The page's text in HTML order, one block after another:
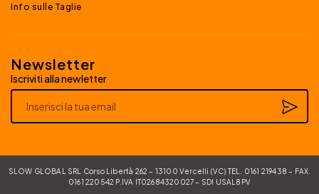
Info sulle Taglie
Newsletter
Iscriviti alla newletter
SLOW GLOBAL SRL Corso Libertà 262 – 13100 Vercelli (VC) TEL. 0161 219438 – FAX.
0161 220542 P.IVA IT02684320027 – SDI USAL8PV